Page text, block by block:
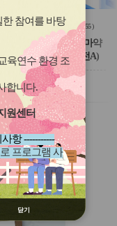
콘
시) 55)
정-(원격)(학교안전)마약
및 오남용 예방(안전A)
26.04.01 ~ 26.12.11
기간
26.04.01 ~ 26.12.18
참여를 바탕
육연수 환경 조
합니다.
원센터
항 -----------
프로그램 사
로 프로그램
사용을 블로
닫기